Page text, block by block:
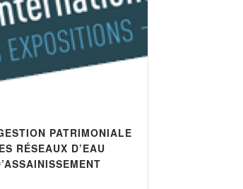
PATRIMONIALE
RÉSEAUX D’EAU